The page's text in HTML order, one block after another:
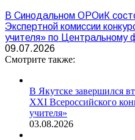
В Синодальном ОРОиК
Экспертной комиссии
учителя» по Центральному
09.07.2026
Смотрите также:
В Якутске завершился
XXI Всероссийского
учителя»
03.08.2026